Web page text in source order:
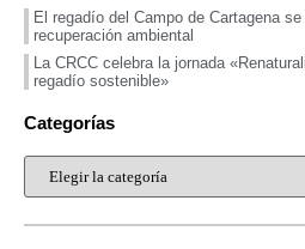
El regadío del Campo de Cartagena
recuperación ambiental
La CRCC celebra la jornada
regadío sostenible»
Categorías